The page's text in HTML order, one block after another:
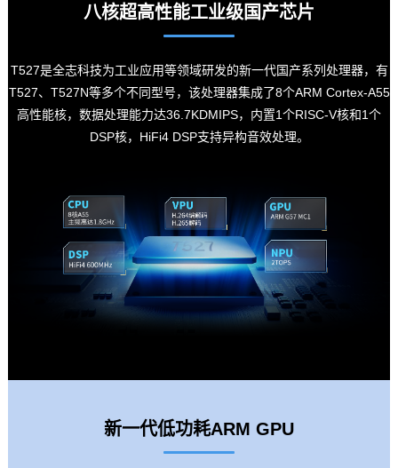
八核超高性能工业级国产芯片
T527是全志科技为工业应用等领域研发的新一代国产系列处理器，有
T527、T527N等多个不同型号，该处理器集成了8个ARM Cortex-A55
高性能核，数据处理能力达36.7KDMIPS，内置1个RISC-V核和1个
DSP核，HiFi4 DSP支持异构音效处理。
新一代低功耗ARM GPU